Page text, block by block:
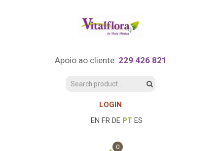
Apoio ao cliente: 229 426 821
LOGIN
EN FR DE PT ES
0